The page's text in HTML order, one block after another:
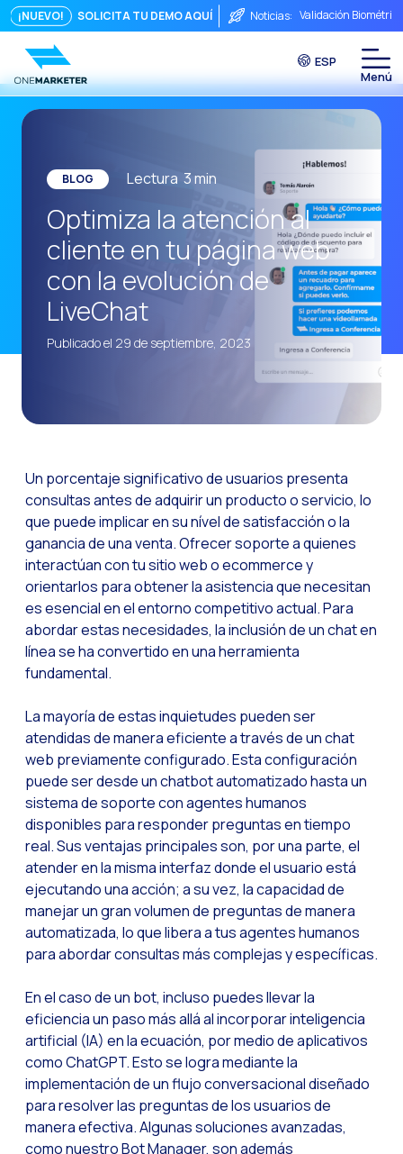
¡NUEVO! SOLICITA TU DEMO AQUÍ Noticias: Validación
Puntos de
Seguridad, ¿Te
Del chat a la
Integrar no es
El ROI de una
Conversational
WhatsApp no es
El fin del embudo
Maximizando el ROI
Canal de Voz
Automatización:
Historia e impacto
La revolución de la
WhatsApp
Recarting: La
Seguridad en los
Implementa
Conoce WhatsApp
Optimiza la
Implementa
¿Conoces la
WiReview &
La voz del cliente: el
Atención al cliente
Potenciación de
Tecnología y
El impacto de la
ESP
BLOG Lectura 3min
Optimiza la atención al
cliente en tu página web
con la evolución de
LiveChat
Publicado el 29 de septiembre, 2023
Un porcentaje significativo de usuarios presenta
consultas antes de adquirir un producto o servicio, lo
que puede implicar en su nível de satisfacción o la
ganancia de una venta. Ofrecer soporte a quienes
interactúan con tu sitio web o ecommerce y
orientarlos para obtener la asistencia que necesitan
es esencial en el entorno competitivo actual. Para
abordar estas necesidades, la inclusión de un chat en
línea se ha convertido en una herramienta
fundamental.
La mayoría de estas inquietudes pueden ser
atendidas de manera eficiente a través de un chat
web previamente configurado. Esta configuración
puede ser desde un chatbot automatizado hasta un
sistema de soporte con agentes humanos
disponibles para responder preguntas en tiempo
real. Sus ventajas principales son, por una parte, el
atender en la misma interfaz donde el usuario está
ejecutando una acción; a su vez, la capacidad de
manejar un gran volumen de preguntas de manera
automatizada, lo que libera a tus agentes humanos
para abordar consultas más complejas y específicas.
En el caso de un bot, incluso puedes llevar la
eficiencia un paso más allá al incorporar inteligencia
artificial (IA) en la ecuación, por medio de aplicativos
como ChatGPT. Esto se logra mediante la
implementación de un flujo conversacional diseñado
para resolver las preguntas de los usuarios de
manera efectiva. Algunas soluciones avanzadas,
como nuestro Bot Manager, son además